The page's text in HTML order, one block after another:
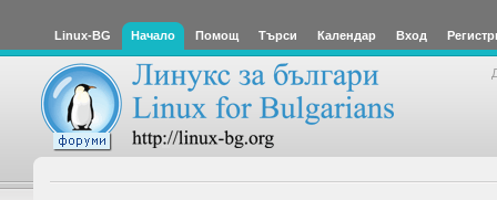
Linux-BG Начало Помощ Търси Календар Вход